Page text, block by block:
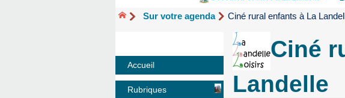
Sur votre agenda Ciné rural enfants à La
Ciné
Landelle
Accueil
Rubriques